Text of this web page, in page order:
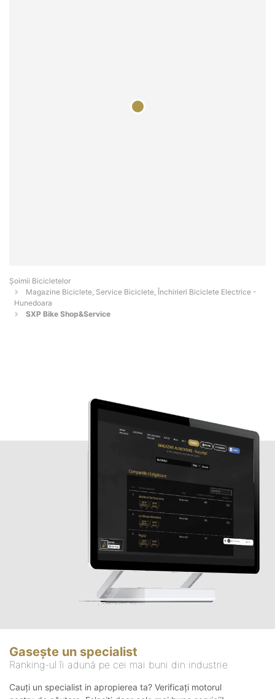
Șoimii Bicicletelor
Magazine Biciclete, Service Biciclete, Închirieri Biciclete Electrice -
Hunedoara
SXP Bike Shop&Service
Gasește un specialist
Ranking-ul îi adună pe cei mai buni din industrie
Cauți un specialist in apropierea ta? Verificați motorul